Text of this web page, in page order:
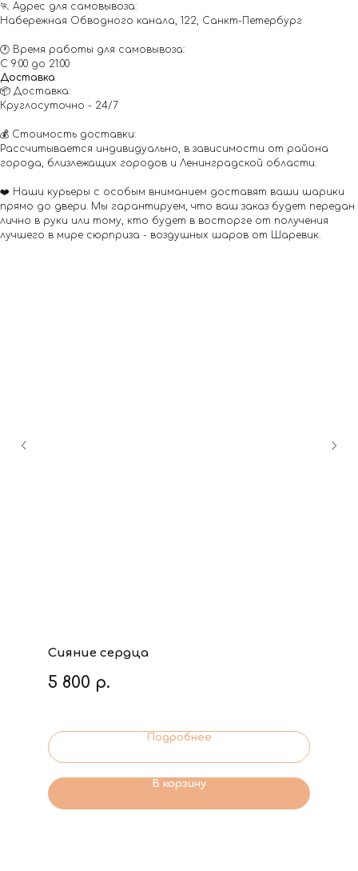
🏃 Адрес для самовывоза:
Набережная Обводного канала, 122, Санкт-Петербург
🕐 Время работы для самовывоза:
С 9:00 до 21:00
Доставка
📦 Доставка:
Круглосуточно - 24/7
💰 Стоимость доставки:
Рассчитывается индивидуально, в зависимости от района
города, близлежащих городов и Ленинградской области.
❤️ Наши курьеры с особым вниманием доставят ваши шарики
прямо до двери. Мы гарантируем, что ваш заказ будет передан
лично в руки или тому, кто будет в восторге от получения
лучшего в мире сюрприза - воздушных шаров от Шаревик.
Сияние сердца
5 800 р.
Подробнее
В корзину